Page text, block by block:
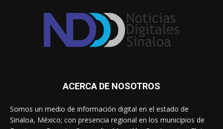
ACERCA DE NOSOTROS
Somos un medio de información digital en el estado de
Sinaloa, México; con presencia regional en los municipios de